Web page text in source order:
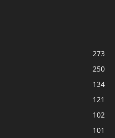
273
250
134
121
102
101